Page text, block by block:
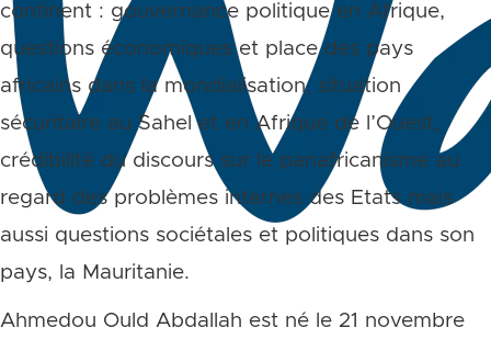
continent : gouvernance politique en Afrique,
questions économiques et place des pays
africains dans la mondialisation, situation
sécuritaire au Sahel et en Afrique de l’Ouest,
crédibilité du discours sur le panafricanisme au
regard des problèmes internes des Etats mais
aussi questions sociétales et politiques dans son
pays, la Mauritanie.
Ahmedou Ould Abdallah est né le 21 novembre